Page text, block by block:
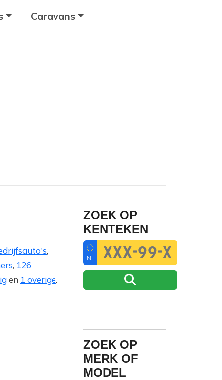
Caravans
,
, 126
en 1 overige.
ZOEK OP
KENTEKEN
NL
ZOEK OP
MERK OF
MODEL